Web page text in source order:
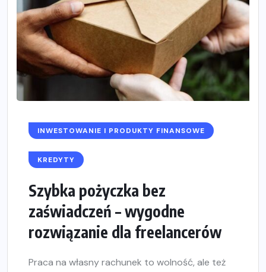
INWESTOWANIE I PRODUKTY FINANSOWE
KREDYTY
Szybka pożyczka bez
zaświadczeń – wygodne
rozwiązanie dla freelancerów
Praca na własny rachunek to wolność, ale też